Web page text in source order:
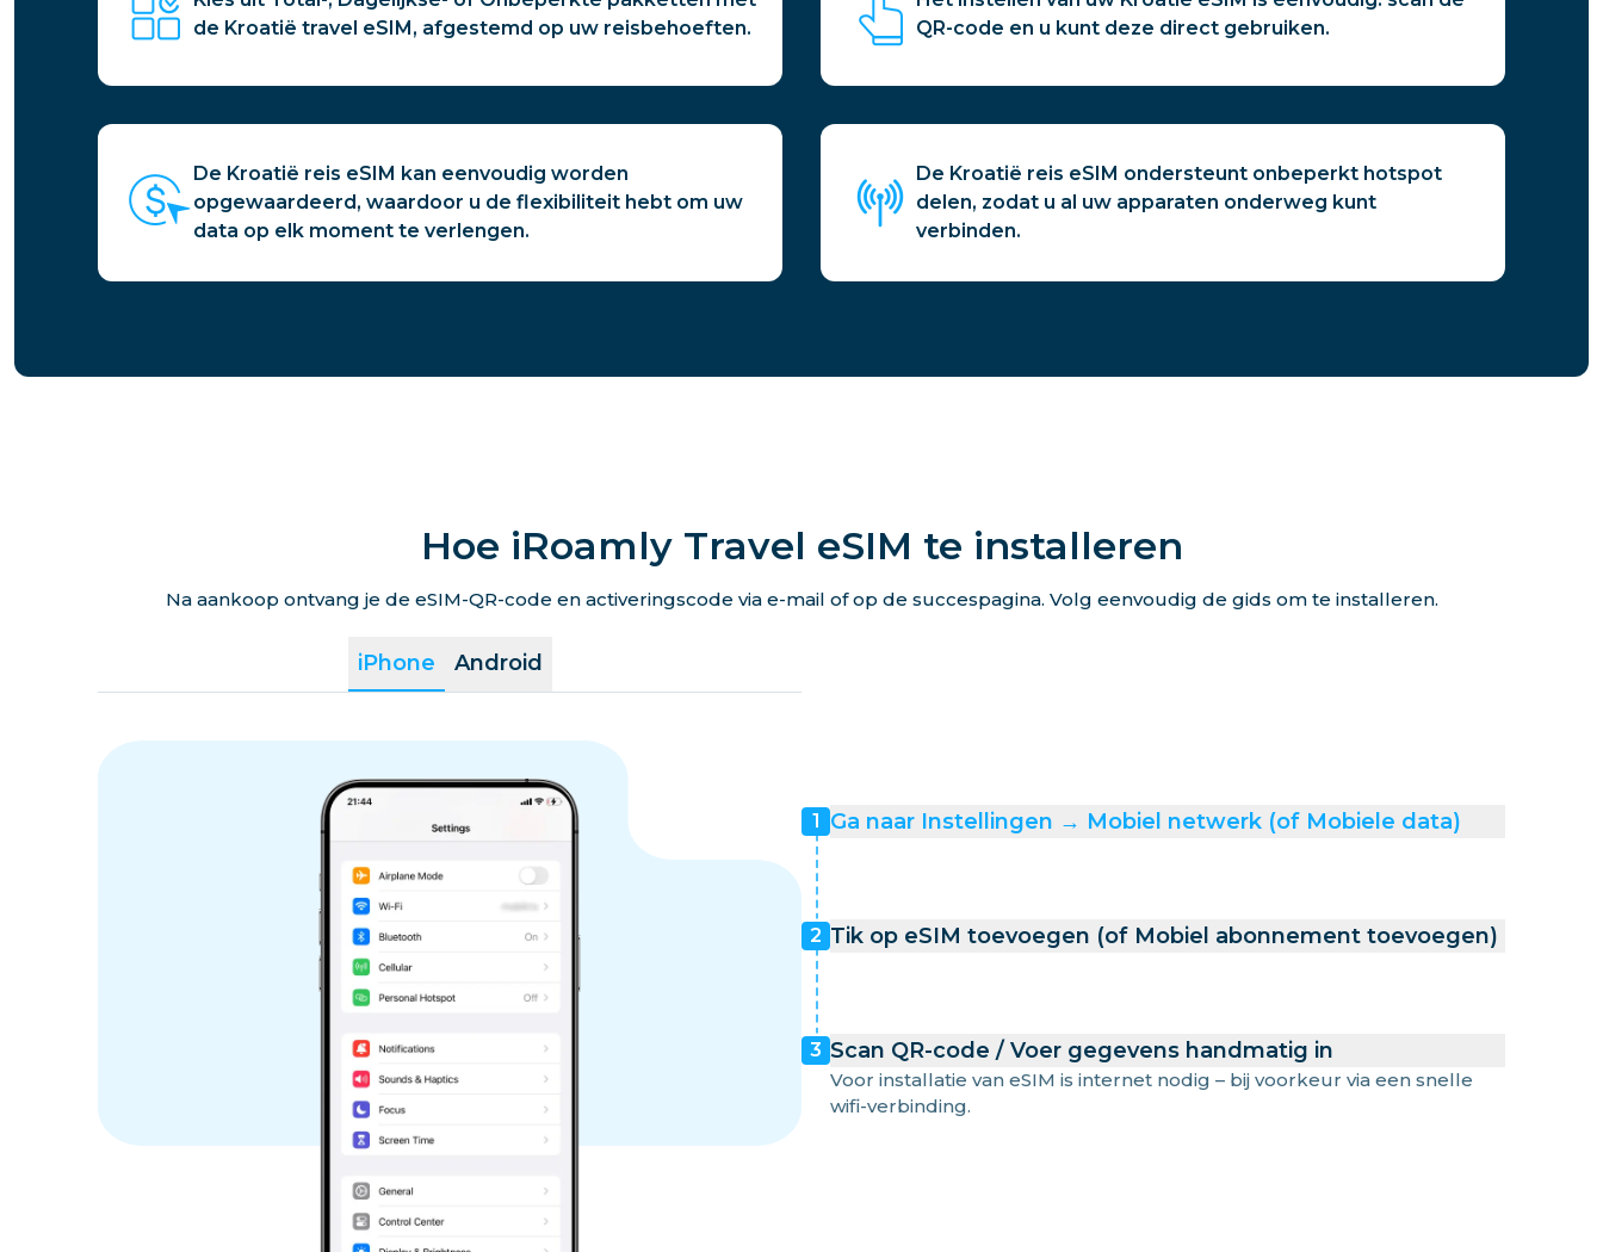
de Kroatië travel eSIM, afgestemd op uw reisbehoeften.
QR-code en u kunt deze direct gebruiken.
De Kroatië reis eSIM kan eenvoudig worden
opgewaardeerd, waardoor u de flexibiliteit hebt om uw
data op elk moment te verlengen.
De Kroatië reis eSIM ondersteunt onbeperkt hotspot
delen, zodat u al uw apparaten onderweg kunt
verbinden.
Hoe iRoamly Travel eSIM te installeren
Na aankoop ontvang je de eSIM-QR-code en activeringscode via e-mail of op de succespagina. Volg eenvoudig de gids om te installeren.
iPhone Android
1 Ga naar Instellingen → Mobiel netwerk (of Mobiele data)
2 Tik op eSIM toevoegen (of Mobiel abonnement toevoegen)
3 Scan QR-code / Voer gegevens handmatig in
Voor installatie van eSIM is internet nodig – bij voorkeur via een snelle
wifi-verbinding.